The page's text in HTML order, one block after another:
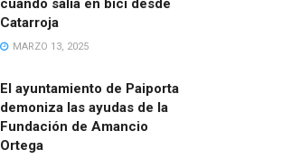
cuando salía en bici desde
Catarroja
MARZO 13, 2025
El ayuntamiento de Paiporta
demoniza las ayudas de la
Fundación de Amancio
Ortega